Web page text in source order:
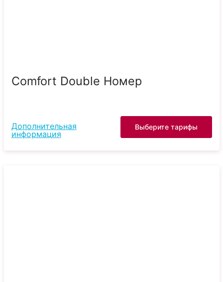
Comfort Double Номер
Дополнительная
информация
Выберите тарифы